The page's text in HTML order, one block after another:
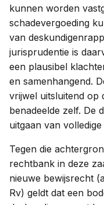
kunnen worden
schadevergoeding
van
jurisprudentie is
een plausibel
en samenhangend.
vrijwel uitsluitend op
benadeelde zelf. De
uitgaan van
Tegen die
rechtbank in deze
nieuwe bewijsrecht
Rv) geldt dat een